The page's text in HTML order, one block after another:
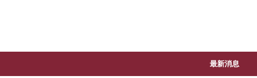
最新消息